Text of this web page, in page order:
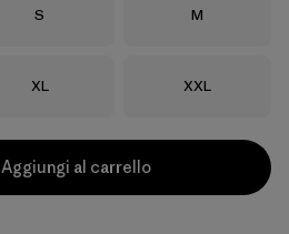
Taglia
S Taglia
M
Taglia
XL Taglia
XXL
Aggiungi al carrello